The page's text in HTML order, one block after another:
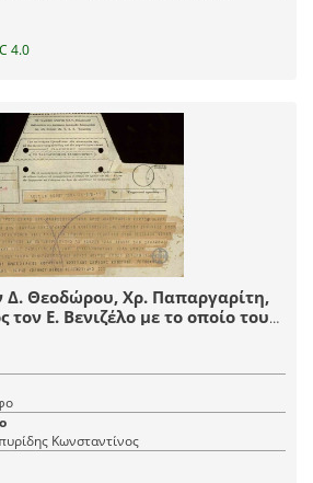
4.0
Θεοδώρου, Χρ. Παπαργαρίτη,
Ε. Βενιζέλο με το οποίο του
τους και τον συγχαίρουν για
της Κυβέρνησης και την
Κ. Σπυρίδη στο
Κωνσταντίνος